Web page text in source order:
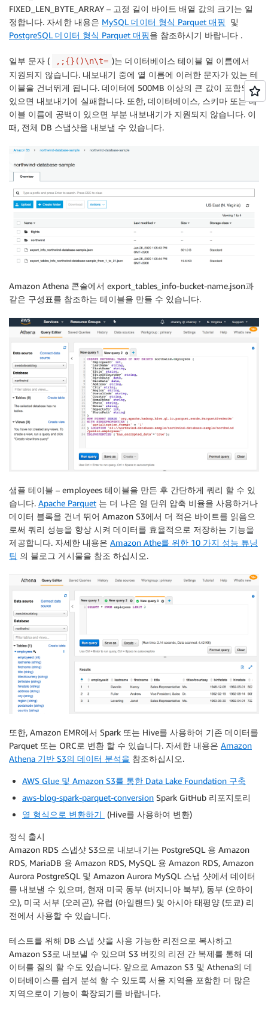
FIXED_LEN_BYTE_ARRAY – 고정 길이 바이트 배열 값의 크기는 일
정합니다. 자세한 내용은 MySQL 데이터 형식 Parquet 매핑
및
PostgreSQL 데이터 형식 Parquet 매핑을 참조하시기 바랍니다 .
일부 문자 ( ,;{}()\n\t= )는 데이터베이스 테이블 열 이름에서
지원되지 않습니다. 내보내기 중에 열 이름에 이러한 문자가 있는 테
이블을 건너뛰게 됩니다. 데이터에 500MB 이상의 큰 값이 포함되어
있으면 내보내기에 실패합니다. 또한, 데이터베이스, 스키마 또는 테
이블 이름에 공백이 있으면 부분 내보내기가 지원되지 않습니다. 이
때, 전체 DB 스냅샷을 내보낼 수 있습니다.
Amazon Athena 콘솔에서 export_tables_info-bucket-name.json과
같은 구성표를 참조하는 테이블을 만들 수 있습니다.
샘플 테이블 – employees 테이블을 만든 후 간단하게 쿼리 할 수 ​​있
습니다. Apache Parquet 는 더 나은 열 단위 압축 비율을 사용하거나
데이터 블록을 건너 뛰어 Amazon S3에서 더 적은 바이트를 읽음으
로써 쿼리 성능을 향상 시켜 데이터를 효율적으로 저장하는 기능을
제공합니다. 자세한 내용은 Amazon Athe를 위한 10 가지 성능 튜닝
팁 의 블로그 게시물을 참조 하십시오.
또한, Amazon EMR에서 Spark 또는 Hive를 사용하여 기존 데이터를
Parquet 또는 ORC로 변환 할 수 있습니다. 자세한 내용은 Amazon
Athena 기반 S3의 데이터 분석을 참조하십시오.
AWS Glue 및 Amazon S3를 통한 Data Lake Foundation 구축
aws-blog-spark-parquet-conversion Spark GitHub 리포지토리
열 형식으로 변환하기 (Hive를 사용하여 변환)
정식 출시
Amazon RDS 스냅샷 S3으로 내보내기는 PostgreSQL 용 Amazon
RDS, MariaDB 용 Amazon RDS, MySQL 용 Amazon RDS, Amazon
Aurora PostgreSQL 및 Amazon Aurora MySQL 스냅 샷에서 데이터
를 내보낼 수 있으며, 현재 미국 동부 (버지니아 북부), 동부 (오하이
오), 미국 서부 (오레곤), 유럽 (아일랜드) 및 아시아 태평양 (도쿄) 리
전에서 사용할 수 있습니다.
테스트를 위해 DB 스냅 샷을 사용 가능한 리전으로 복사하고
Amazon S3로 내보낼 수 있으며 S3 버킷의 리전 간 복제를 통해 데
이터를 질의 할 수도 있습니다. 앞으로 Amazon S3 및 Athena의 데
이터베이스를 쉽게 분석 할 수 있도록 서울 지역을 포함한 더 많은
지역으로이 기능이 확장되기를 바랍니다.